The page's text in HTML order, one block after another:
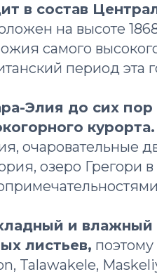
в состав
на высоте
самого
период эта
Элия до сих
курорта.
очаровательные
озеро Грегори
и влажный
листьев,
Talawakele,